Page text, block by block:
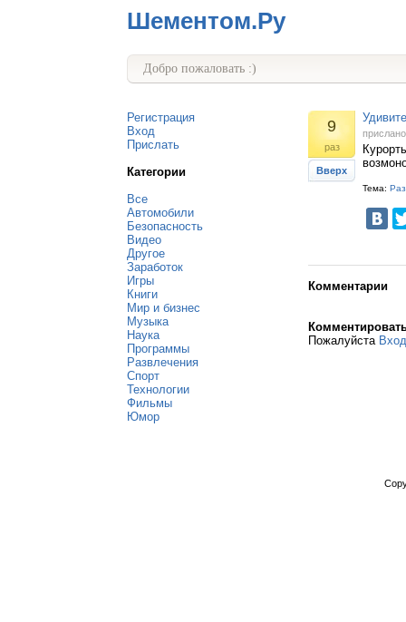
Шементом.Ру
Добро пожаловать :)
Регистрация
Вход
Прислать
Категории
Все
Автомобили
Безопасность
Видео
Другое
Заработок
Игры
Книги
Мир и бизнес
Музыка
Наука
Программы
Развлечения
Спорт
Технологии
Фильмы
Юмор
9
раз
Вверх
Тема:
Комментарии
Пожалуйста Вход